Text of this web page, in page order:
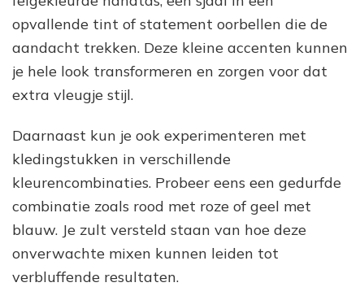
opvallende tint of statement oorbellen die de
aandacht trekken. Deze kleine accenten kunnen
je hele look transformeren en zorgen voor dat
extra vleugje stijl.
Daarnaast kun je ook experimenteren met
kledingstukken in verschillende
kleurencombinaties. Probeer eens een gedurfde
combinatie zoals rood met roze of geel met
blauw. Je zult versteld staan ​​van hoe deze
onverwachte mixen kunnen leiden tot
verbluffende resultaten.